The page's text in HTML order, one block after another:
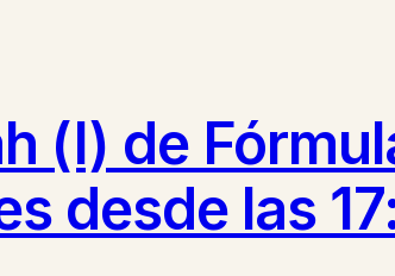
(I) de
desde las